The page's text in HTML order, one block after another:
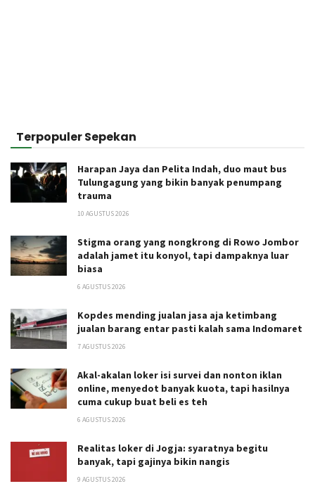
Terpopuler Sepekan
Harapan Jaya dan Pelita Indah, duo maut bus
Tulungagung yang bikin banyak penumpang
trauma
10 AGUSTUS 2026
Stigma orang yang nongkrong di Rowo Jombor
adalah jamet itu konyol, tapi dampaknya luar
biasa
6 AGUSTUS 2026
Kopdes mending jualan jasa aja ketimbang
jualan barang entar pasti kalah sama Indomaret
7 AGUSTUS 2026
Akal-akalan loker isi survei dan nonton iklan
online, menyedot banyak kuota, tapi hasilnya
cuma cukup buat beli es teh
6 AGUSTUS 2026
Realitas loker di Jogja: syaratnya begitu
banyak, tapi gajinya bikin nangis
9 AGUSTUS 2026